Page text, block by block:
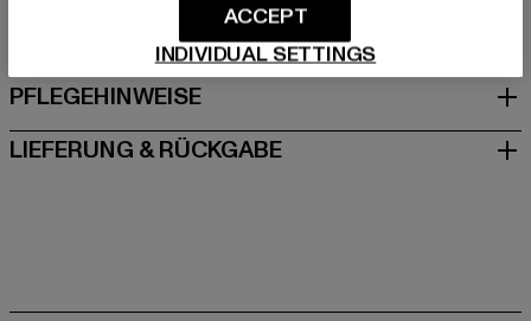
GRÖSSE & PASSFORM
PFLEGEHINWEISE
LIEFERUNG & RÜCKGABE
INDIVIDUAL SETTINGS
ACCEPT